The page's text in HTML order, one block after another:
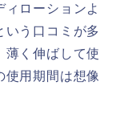
ローションよ
いう口コミが多
薄く伸ばして使
使用期間は想像